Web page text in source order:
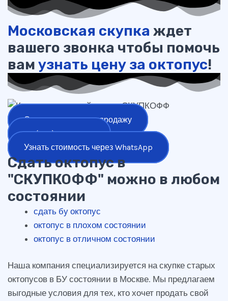
Московская скупка ждет
вашего звонка чтобы помочь
вам узнать цену за октопус!
Оставить заявку на продажу
+7 (977) 777-25-24
Узнать стоимость через WhatsApp
Сдать октопус в
"СКУПКОФФ" можно в любом
состоянии
сдать бу октопус
октопус в плохом состоянии
октопус в отличном состоянии
Наша компания специализируется на скупке старых
октопусов в БУ состоянии в Москве. Мы предлагаем
выгодные условия для тех, кто хочет продать свой